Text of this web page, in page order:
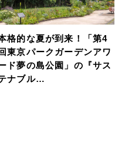
格的な夏が到来！「第4
回東京パークガーデンアワ
ド夢の島公園」の『サス
ナブル…